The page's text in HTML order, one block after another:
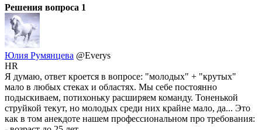
Решения вопроса 1
Юлия Румянцева @Everys
HR
Я думаю, ответ кроется в вопросе: "молодых" + "крутых"
мало в любых стеках и областях. Мы себе постоянно
подыскиваем, потихоньку расширяем команду. Тоненькой
струйкой текут, но молодых среди них крайне мало, да... Это
как в том анекдоте нашем профессиональном про требования: